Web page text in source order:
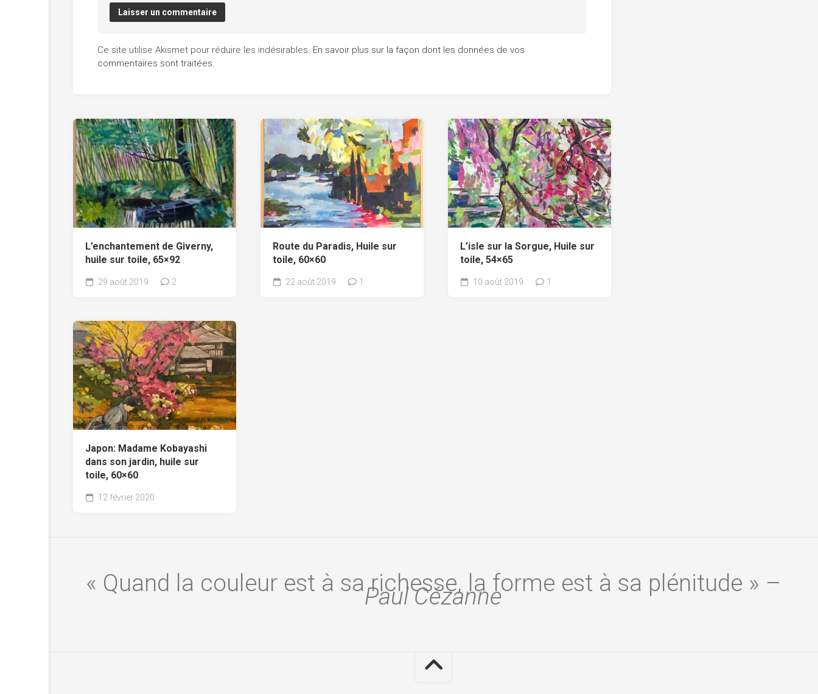
Ce site utilise Akismet pour réduire les indésirables. En savoir plus sur la façon dont les données de vos
commentaires sont traitées.
L’enchantement de Giverny,
huile sur toile, 65×92
29 août 2019 2
Route du Paradis, Huile sur
toile, 60×60
22 août 2019 1
L’isle sur la Sorgue, Huile sur
toile, 54×65
10 août 2019 1
Japon: Madame Kobayashi
dans son jardin, huile sur
toile, 60×60
12 février 2020
« Quand la couleur est à sa richesse, la forme est à sa plénitude » –
Paul Cézanne